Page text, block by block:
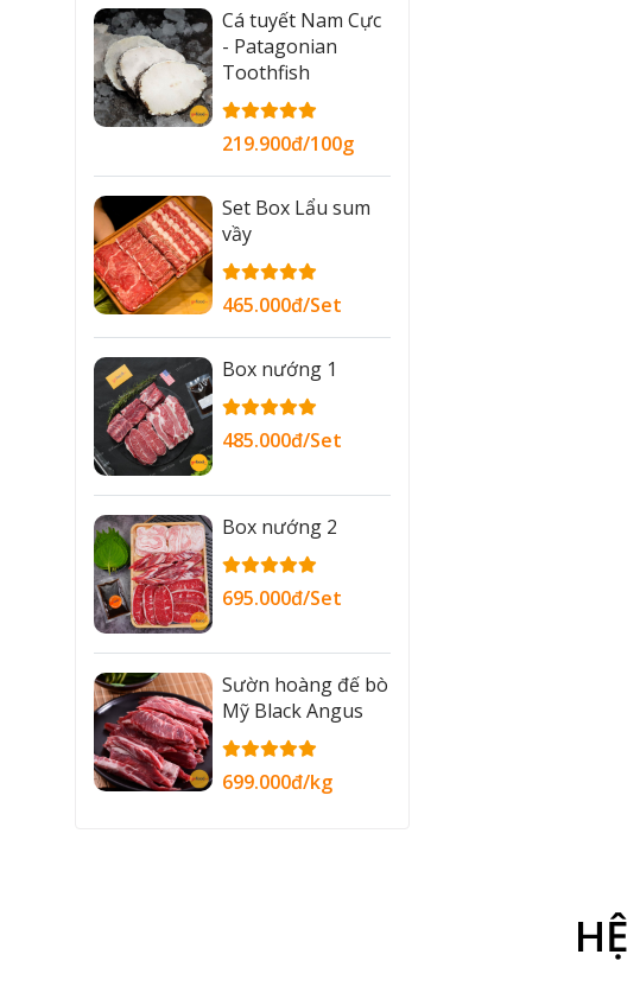
Cá tuyết Nam Cực
- Patagonian
Toothfish
219.900đ/100g
Set Box Lẩu sum
vầy
465.000đ/Set
Box nướng 1
485.000đ/Set
Box nướng 2
695.000đ/Set
Sườn hoàng đế bò
Mỹ Black Angus
699.000đ/kg